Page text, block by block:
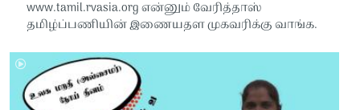
www.tamil.rvasia.org என்னும் வேரித்தாஸ்
தமிழ்ப்பணியின் இணையதள முகவரிக்கு வாங்க.